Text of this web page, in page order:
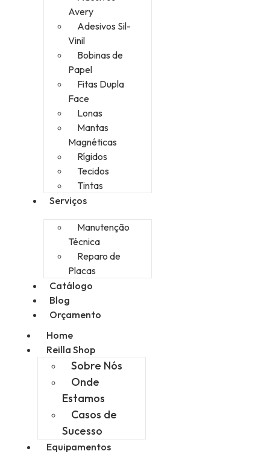
Avery
Adesivos Sil-
Vinil
Bobinas de
Papel
Fitas Dupla
Face
Lonas
Mantas
Magnéticas
Rígidos
Tecidos
Tintas
Serviços
Manutenção
Técnica
Reparo de
Placas
Catálogo
Blog
Orçamento
Home
Reilla Shop
Sobre Nós
Onde
Estamos
Casos de
Sucesso
Equipamentos